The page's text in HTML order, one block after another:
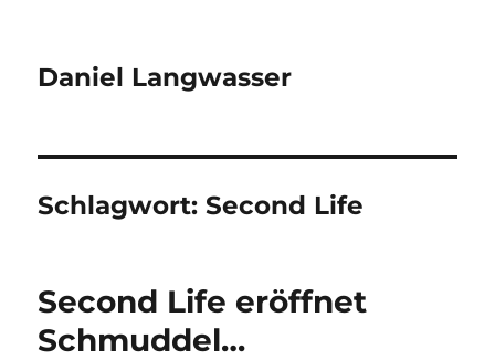
Daniel Langwasser
Schlagwort:Second Life
Second Life eröffnet
Schmuddel…